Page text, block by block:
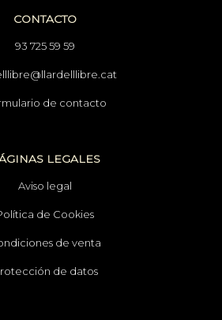
CONTACTO
93 725 59 59
de contacto
LEGALES
Aviso legal
de Cookies
de venta
de datos